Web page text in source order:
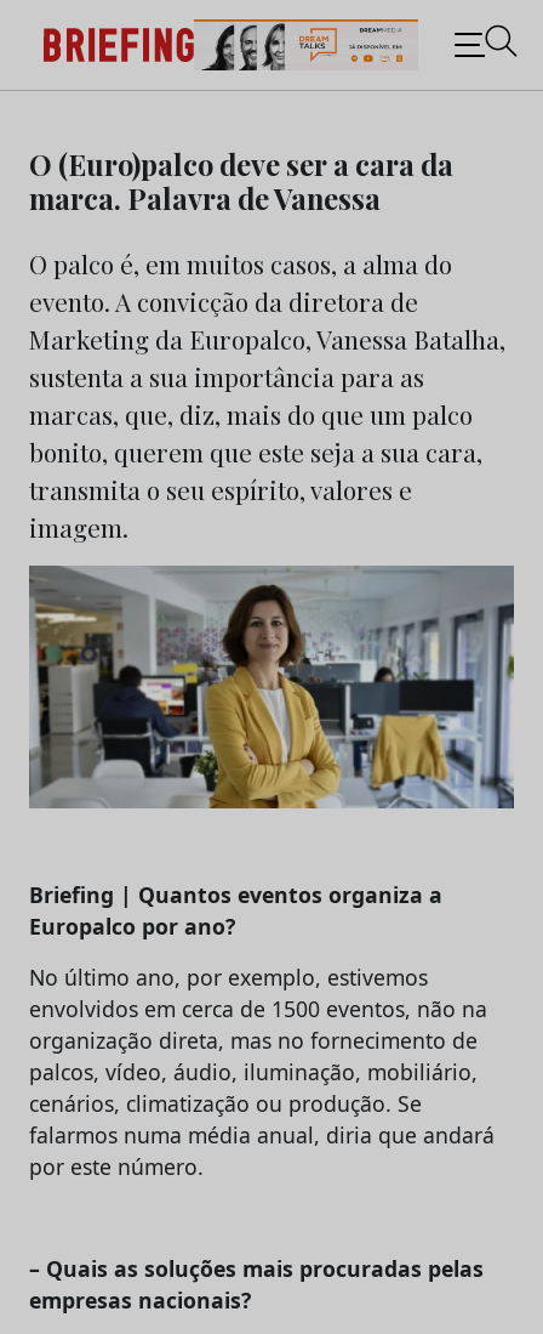
content
Briefing: Todas as notícias sobre os negócios do
Marketing e da Publicidade
O (Euro)palco deve ser a cara da
marca. Palavra de Vanessa
O palco é, em muitos casos, a alma do
evento. A convicção da diretora de
Marketing da Europalco, Vanessa Batalha,
sustenta a sua importância para as
marcas, que, diz, mais do que um palco
bonito, querem que este seja a sua cara,
transmita o seu espírito, valores e
imagem.
Briefing | Quantos eventos organiza a
Europalco por ano?
No último ano, por exemplo, estivemos
envolvidos em cerca de 1500 eventos, não na
organização direta, mas no fornecimento de
palcos, vídeo, áudio, iluminação, mobiliário,
cenários, climatização ou produção. Se
falarmos numa média anual, diria que andará
por este número.
– Quais as soluções mais procuradas pelas
empresas nacionais?